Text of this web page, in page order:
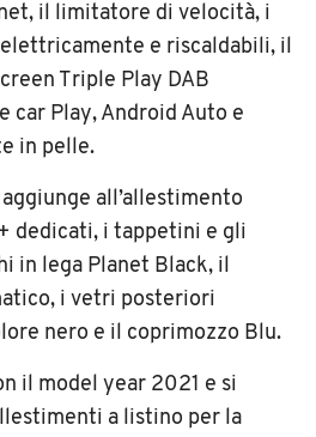
il limitatore di velocità, i
e riscaldabili, il
Triple Play DAB
car Play, Android Auto e
in pelle.
all’allestimento
dedicati, i tappetini e gli
in lega Planet Black, il
i vetri posteriori
nero e il coprimozzo Blu.
il model year 2021 e si
a listino per la